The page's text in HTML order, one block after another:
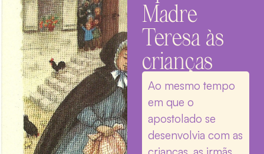
Madre
Teresa às
crianças
Ao mesmo tempo
em que o
apostolado se
desenvolvia com as